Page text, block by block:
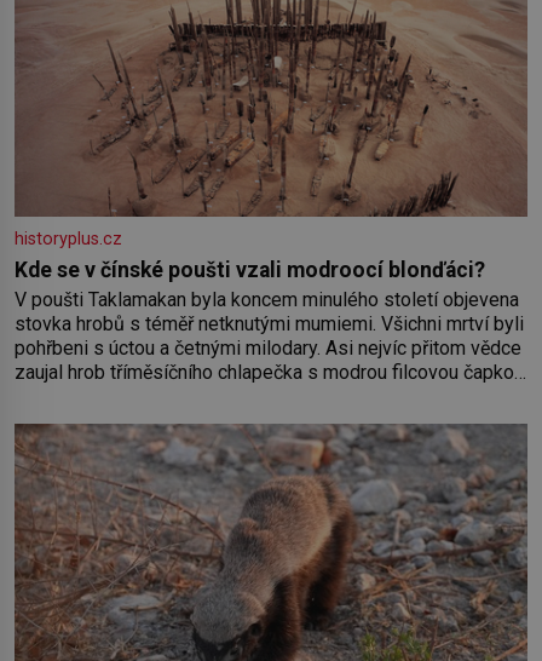
historyplus.cz
Kde se v čínské poušti vzali modroocí blonďáci?
V poušti Taklamakan byla koncem minulého století objevena
stovka hrobů s téměř netknutými mumiemi. Všichni mrtví byli
pohřbeni s úctou a četnými milodary. Asi nejvíc přitom vědce
zaujal hrob tříměsíčního chlapečka s modrou filcovou čapkou,
nesmírně dobře zachovalá, přičítají odborníci zdejším
klimatickým podmínkám. Sucho, prosolené písky a extrémně